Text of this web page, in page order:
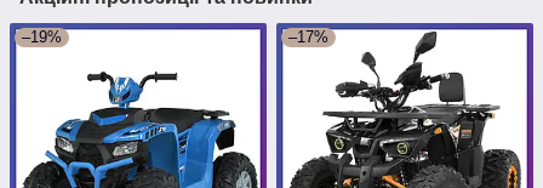
–19% –17%